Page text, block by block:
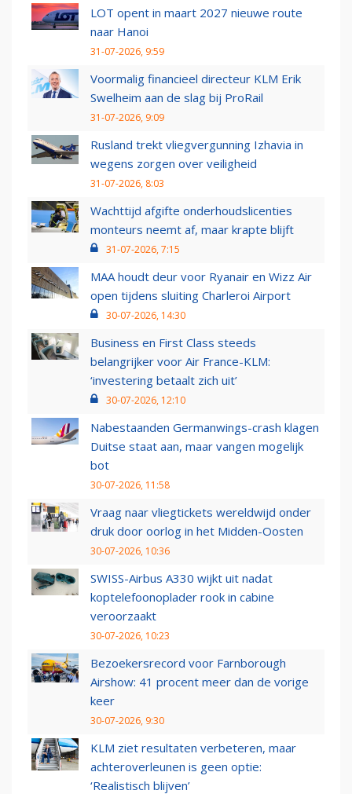
LOT opent in maart 2027 nieuwe route
naar Hanoi
31-07-2026, 9:59
Voormalig financieel directeur KLM Erik
Swelheim aan de slag bij ProRail
31-07-2026, 9:09
Rusland trekt vliegvergunning Izhavia in
wegens zorgen over veiligheid
31-07-2026, 8:03
Wachttijd afgifte onderhoudslicenties
monteurs neemt af, maar krapte blijft
31-07-2026, 7:15
MAA houdt deur voor Ryanair en Wizz Air
open tijdens sluiting Charleroi Airport
30-07-2026, 14:30
Business en First Class steeds
belangrijker voor Air France-KLM:
‘investering betaalt zich uit’
30-07-2026, 12:10
Nabestaanden Germanwings-crash klagen
Duitse staat aan, maar vangen mogelijk
bot
30-07-2026, 11:58
Vraag naar vliegtickets wereldwijd onder
druk door oorlog in het Midden-Oosten
30-07-2026, 10:36
SWISS-Airbus A330 wijkt uit nadat
koptelefoonoplader rook in cabine
veroorzaakt
30-07-2026, 10:23
Bezoekersrecord voor Farnborough
Airshow: 41 procent meer dan de vorige
keer
30-07-2026, 9:30
KLM ziet resultaten verbeteren, maar
achteroverleunen is geen optie:
‘Realistisch blijven’